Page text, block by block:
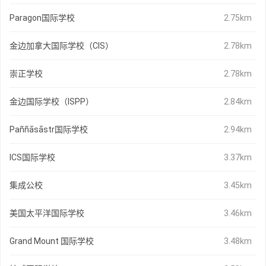
Paragon国际学校 2.75km
金边加拿大国际学校（CIS） 2.78km
崇正学校 2.78km
金边国际学校（ISPP） 2.84km
Paññāsāstr国际学校 2.94km
ICS国际学校 3.37km
集成公校 3.45km
美国太平洋国际学校 3.46km
Grand Mount 国际学校 3.48km